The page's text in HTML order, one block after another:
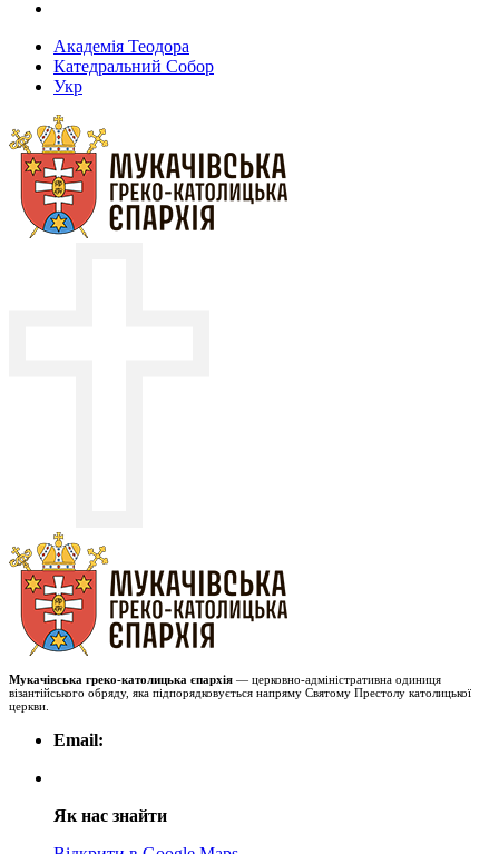
Академія Теодора
Катедральний Собор
Укр
Мукачівська греко-католицька єпархія — церковно-адміністративна одиниця
візантійського обряду, яка підпорядковується напряму Святому Престолу католицької
церкви.
Email:
Як нас знайти